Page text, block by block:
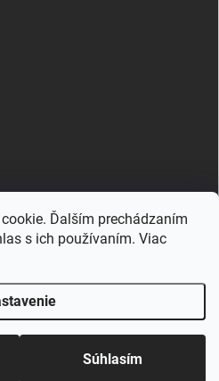
Ďalším prechádzaním
s ich používaním. Viac
Súhlasím
. Všetky práva vyhradené.